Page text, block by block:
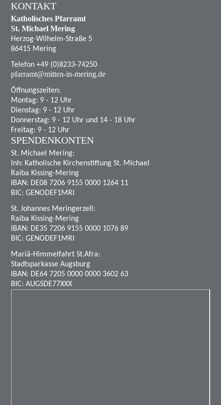
KONTAKT
Katholisches Pfarramt
St. Michael Mering
Herzog-Wilhelm-Straße 5
86415 Mering
Telefon +49 (0)8233-74250
pfarramt@mitten-in-mering.de
Öffnungszeiten:
Montag: 9 - 12 Uhr
Dienstag: 9 - 12 Uhr
Donnerstag: 9 - 12 Uhr und 14 - 18 Uhr
Freitag: 9 - 12 Uhr
SPENDENKONTEN
St. Michael Mering:
Inh: Katholische Kirchenstiftung St. Michael
Raiba Kissing-Mering
IBAN: DE08 7206 9155 0000 1264 11
BIC: GENODEF1MRI
St. Johannes Meringerzell:
Raiba Kissing-Mering
IBAN: DE35 7206 9155 0000 1076 89
BIC: GENODEF1MRI
Mariä-Himmelfahrt St.Afra:
Stadtsparkasse Augsburg
IBAN: DE64 7205 0000 0000 3602 63
BIC: AUGSDE77XXX